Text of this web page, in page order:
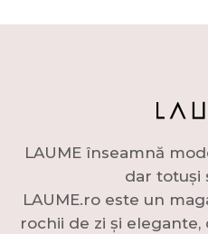
LAUME înseamnă
dar totuși
LAUME.ro este un
rochii de zi și